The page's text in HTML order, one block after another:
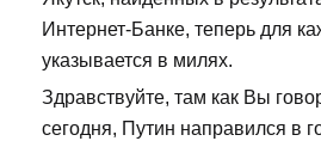
Интернет-Банке, теперь для
указывается в милях.
Здравствуйте, там как Вы
сегодня, Путин направился в